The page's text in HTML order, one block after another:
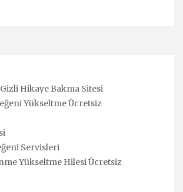
Hikaye Bakma Sitesi
Yükseltme Ücretsiz
Servisleri
Yükseltme Hilesi Ücretsiz